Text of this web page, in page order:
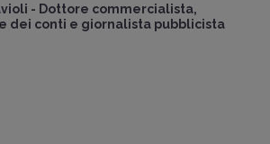
- Dottore commercialista,
dei conti e giornalista pubblicista